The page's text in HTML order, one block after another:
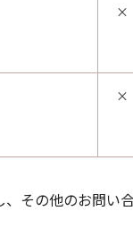
×
×
その他のお問い